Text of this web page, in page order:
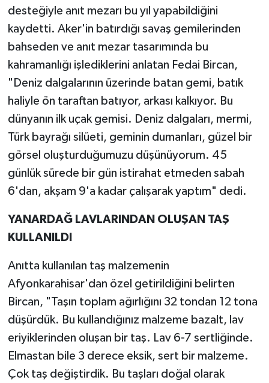
desteğiyle anıt mezarı bu yıl yapabildiğini
kaydetti. Aker'in batırdığı savaş gemilerinden
bahseden ve anıt mezar tasarımında bu
kahramanlığı işlediklerini anlatan Fedai Bircan,
"Deniz dalgalarının üzerinde batan gemi, batık
haliyle ön taraftan batıyor, arkası kalkıyor. Bu
dünyanın ilk uçak gemisi. Deniz dalgaları, mermi,
Türk bayrağı silüeti, geminin dumanları, güzel bir
görsel oluşturduğumuzu düşünüyorum. 45
günlük sürede bir gün istirahat etmeden sabah
6'dan, akşam 9'a kadar çalışarak yaptım" dedi.
YANARDAĞ LAVLARINDAN OLUŞAN TAŞ
KULLANILDI
Anıtta kullanılan taş malzemenin
Afyonkarahisar'dan özel getirildiğini belirten
Bircan, "Taşın toplam ağırlığını 32 tondan 12 tona
düşürdük. Bu kullandığınız malzeme bazalt, lav
eriyiklerinden oluşan bir taş. Lav 6-7 sertliğinde.
Elmastan bile 3 derece eksik, sert bir malzeme.
Çok taş değiştirdik. Bu taşları doğal olarak